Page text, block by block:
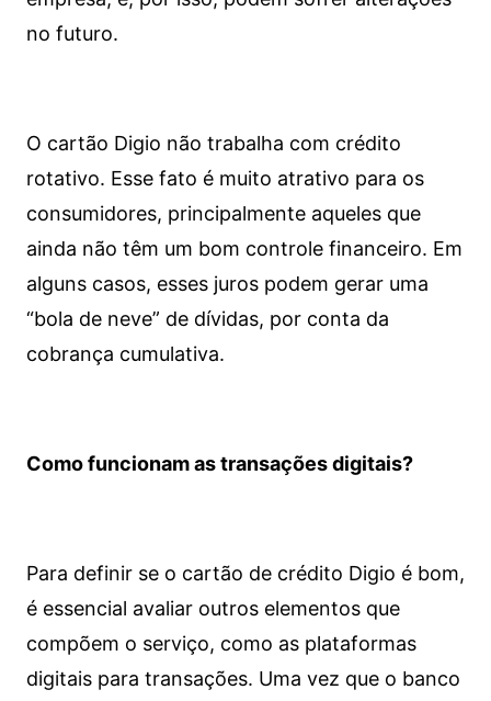
no futuro.
O cartão Digio não trabalha com crédito
rotativo. Esse fato é muito atrativo para os
consumidores, principalmente aqueles que
ainda não têm um bom controle financeiro. Em
alguns casos, esses juros podem gerar uma
“bola de neve” de dívidas, por conta da
cobrança cumulativa.
Como funcionam as transações digitais?
Para definir se o cartão de crédito Digio é bom,
é essencial avaliar outros elementos que
compõem o serviço, como as plataformas
digitais para transações. Uma vez que o banco